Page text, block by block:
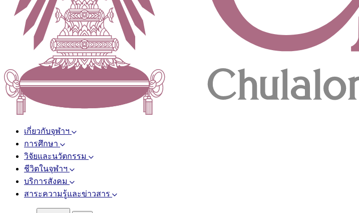
เกี่ยวกับจุฬาฯ
การศึกษา
วิจัยและนวัตกรรม
ชีวิตในจุฬาฯ
บริการสังคม
สาระความรู้และข่าวสาร